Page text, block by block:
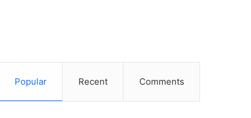
Popular Recent Comments